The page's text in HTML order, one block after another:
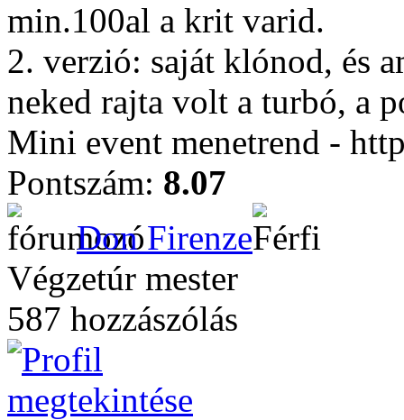
min.100al a krit varid.
2. verzió: saját klónod, és
neked rajta volt a turbó, a
Mini event menetrend -
Pontszám: 8.07
Don Firenze
Végzetúr mester
587 hozzászólás